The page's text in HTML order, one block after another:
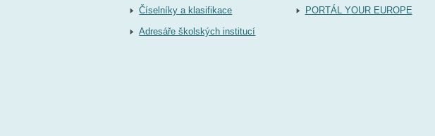
Číselníky a klasifikace
Adresáře školských institucí
PORTÁL YOUR EUROPE